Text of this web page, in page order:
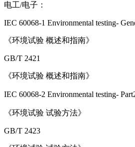
电工/电子：
IEC 60068-1 Environmental testing-
《环境试验 概述和指南》
GB/T 2421
《环境试验 概述和指南》
IEC 60068-2 Environmental testing-
《环境试验 试验方法》
GB/T 2423